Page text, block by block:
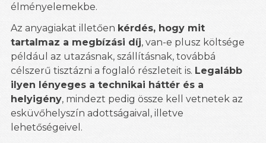
élményelemekbe.
Az anyagiakat illetően kérdés, hogy mit
tartalmaz a megbízási díj, van-e plusz költsége
például az utazásnak, szállításnak, továbbá
célszerű tisztázni a foglaló részleteit is. Legalább
ilyen lényeges a technikai háttér és a
helyigény, mindezt pedig össze kell vetnetek az
esküvőhelyszín adottságaival, illetve
lehetőségeivel.